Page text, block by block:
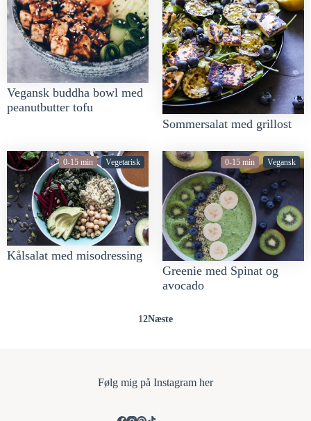
Vegansk buddha bowl med
peanutbutter tofu
Sommersalat med grillost
0-15 min Vegetarisk
Kålsalat med misodressing
0-15 min Vegansk
Greenie med Spinat og
avocado
1 2Næste
Følg mig på Instagram her